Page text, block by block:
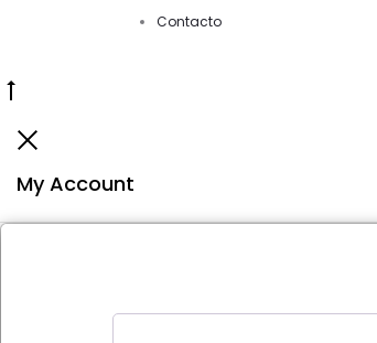
Contacto
to
My Account